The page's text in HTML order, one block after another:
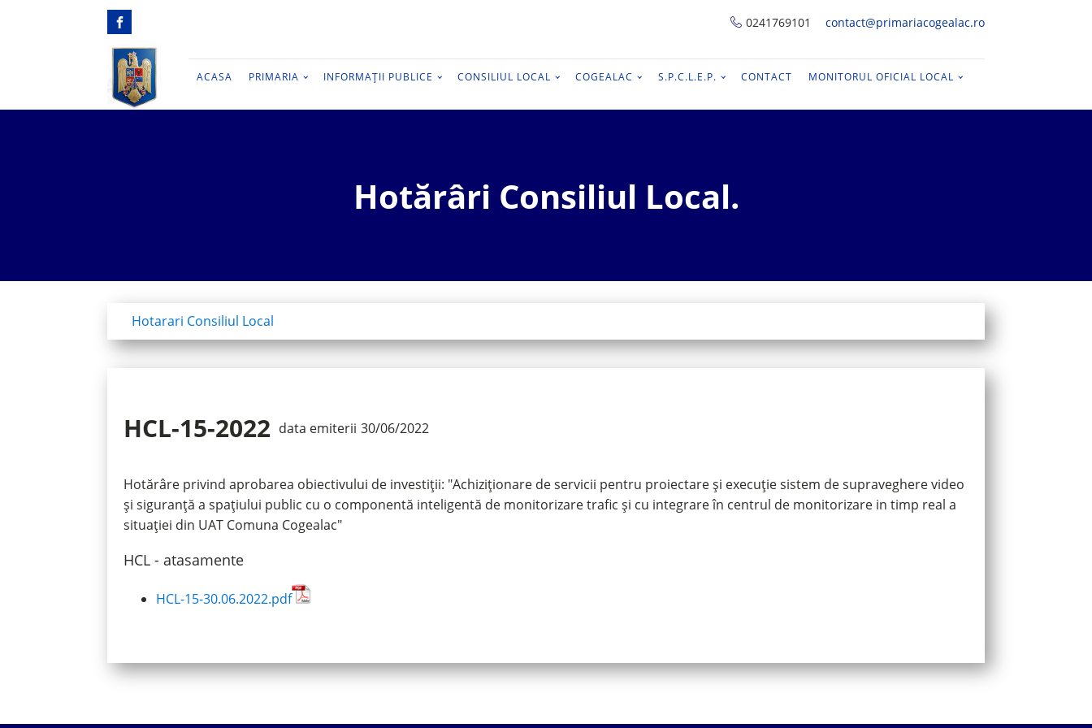
0241769101 contact@primariacogealac.ro
ACASA PRIMARIA INFORMAȚII PUBLICE CONSILIUL LOCAL COGEALAC S.P.C.L.E.P. CONTACT MONITORUL OFICIAL LOCAL
Hotărâri Consiliul Local.
Hotarari Consiliul Local
HCL-15-2022 data emiterii 30/06/2022
Hotărâre privind aprobarea obiectivului de investiții: "Achiziționare de servicii pentru proiectare și execuție sistem de supraveghere video
și siguranță a spațiului public cu o componentă inteligentă de monitorizare trafic și cu integrare în centrul de monitorizare in timp real a
situației din UAT Comuna Cogealac"
HCL - atasamente
HCL-15-30.06.2022.pdf